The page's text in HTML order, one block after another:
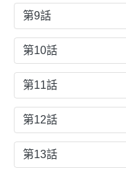
第9話
第10話
第11話
第12話
第13話